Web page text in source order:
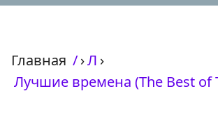
Главная /›Л ›
Лучшие времена (The Best of